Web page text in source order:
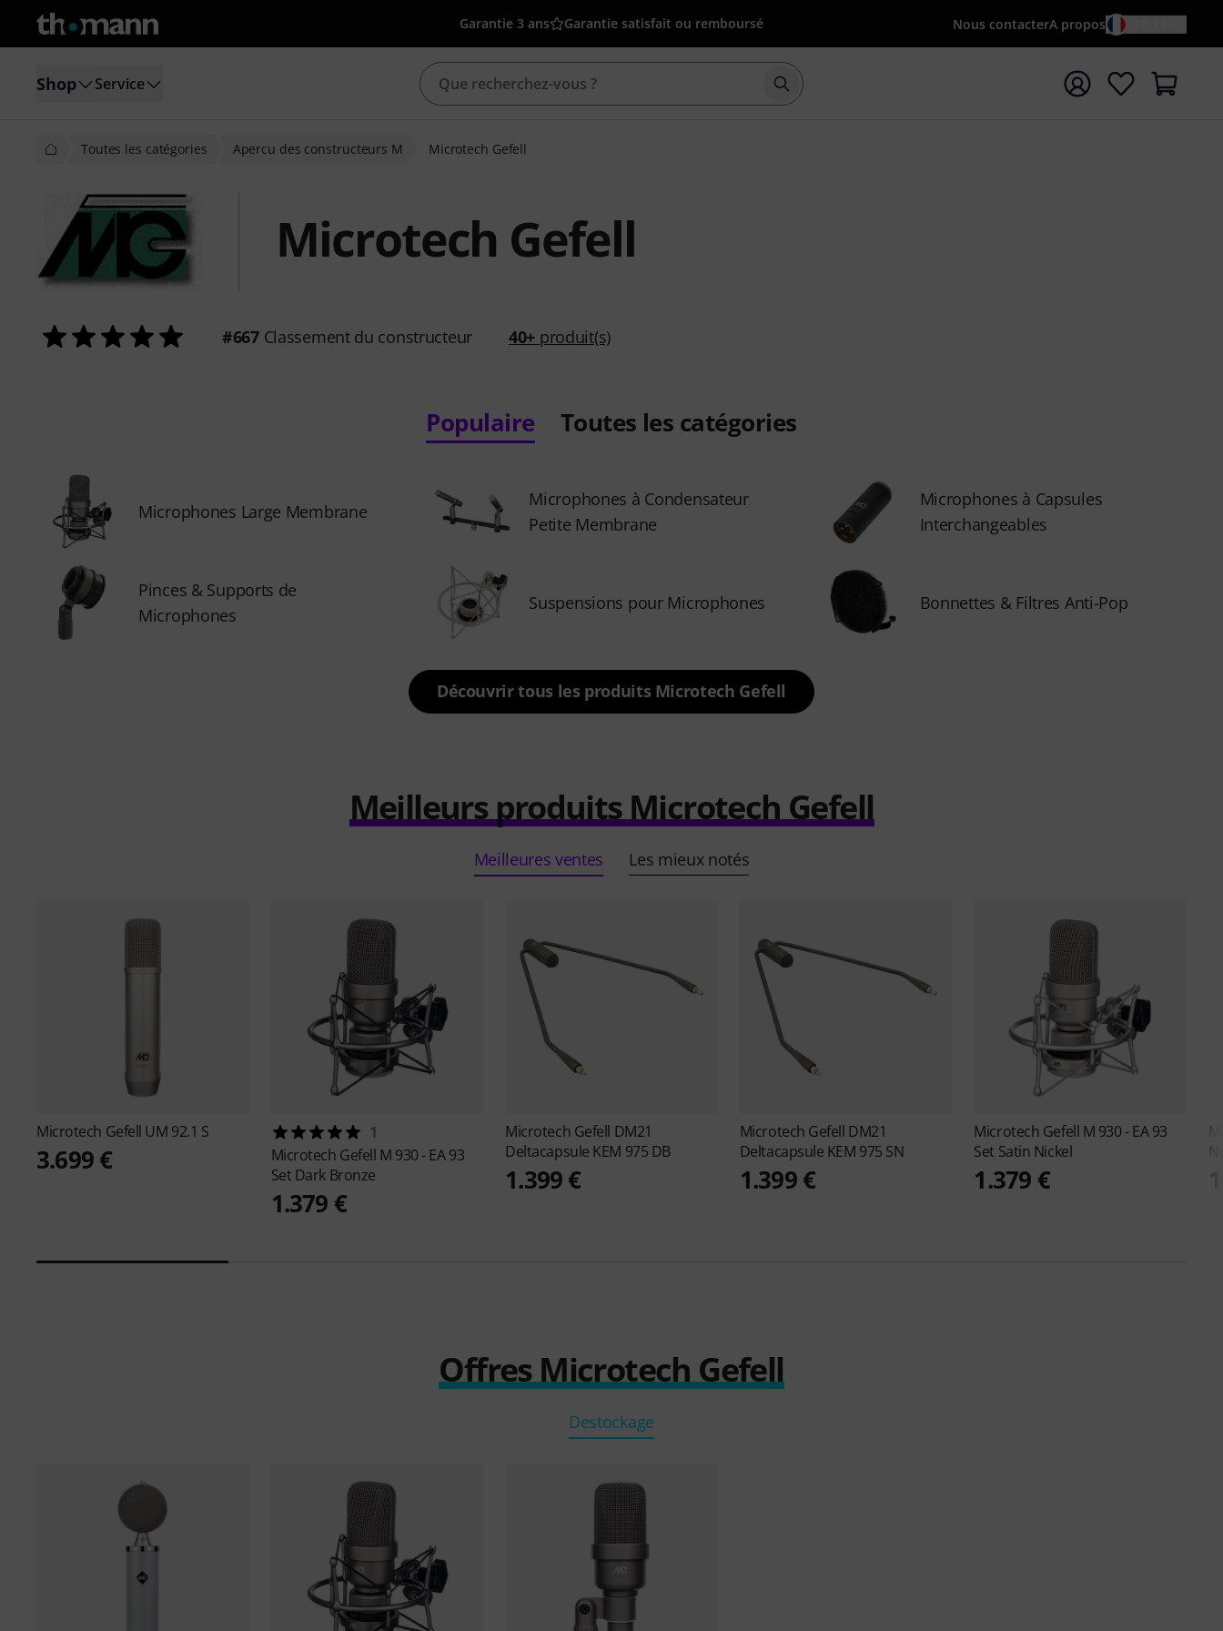
Garantie 3 ans Garantie satisfait ou remboursé Nous contacterA propos
Shop Service Démarrer la recherche avec le terme de recherche
Toutes les catégories Apercu des constructeurs M Microtech Gefell
Microtech Gefell
#667Classement du constructeur 40+ produit(s)
Populaire Toutes les catégories
Microphones Large Membrane
Microphones à Condensateur
Petite Membrane
Microphones à Capsules
Interchangeables
Pinces & Supports de
Microphones
Suspensions pour Microphones Bonnettes & Filtres Anti-Pop
Découvrir tous les produits Microtech Gefell
Meilleurs produits Microtech Gefell
Meilleures ventes Les mieux notés
Microtech Gefell UM 92.1 S
3.699 €
1
Microtech Gefell M 930 - EA 93
Set Dark Bronze
1.379 €
Microtech Gefell DM21
Deltacapsule KEM 975 DB
1.399 €
Microtech Gefell DM21
Deltacapsule KEM 975 SN
1.399 €
Microtech Gefell M 930 - EA 93
Set Satin Nickel
1.379 €
Offres Microtech Gefell
Destockage